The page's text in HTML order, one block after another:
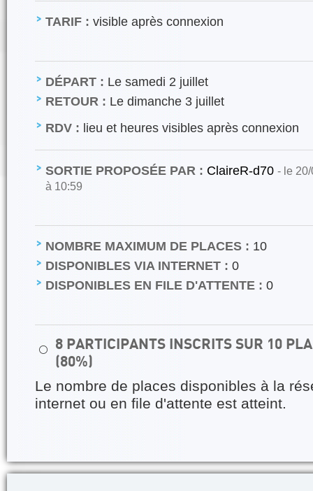
TARIF : visible après connexion
DÉPART : Le samedi 2 juillet
RETOUR : Le dimanche 3 juillet
RDV : lieu et heures visibles après connexion
SORTIE PROPOSÉE PAR : ClaireR-d70 - le
à 10:59
NOMBRE MAXIMUM DE PLACES : 10
DISPONIBLES VIA INTERNET : 0
DISPONIBLES EN FILE D'ATTENTE : 0
⚪
8 PARTICIPANTS INSCRITS SUR 10
(80%)
Le nombre de places disponibles à la
internet ou en file d'attente est atteint.